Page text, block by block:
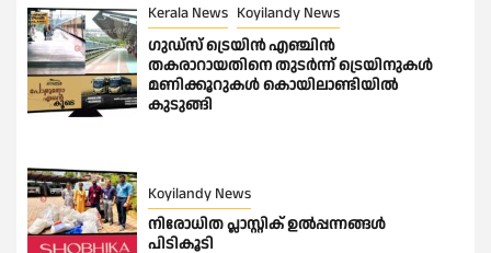
Kerala News Koyilandy News
ഗുഡ്സ് ട്രെയിൻ എഞ്ചിൻ
തകരാറായതിനെ തുടർന്ന് ട്രെയിനുകൾ
മണിക്കൂറുകൾ കൊയിലാണ്ടിയിൽ
കുടുങ്ങി
Koyilandy News
നിരോധിത പ്ലാസ്റ്റിക് ഉൽപ്പന്നങ്ങൾ
പിടികൂടി